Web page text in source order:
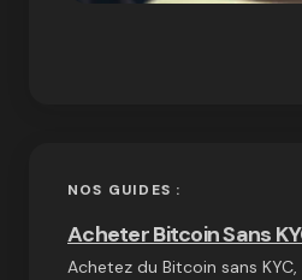
NOS GUIDES :
Acheter Bitcoin Sans
Achetez du Bitcoin sans